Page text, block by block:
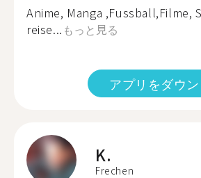
Anime, Manga ,Fussball,Filme,
reise... もっと見る
アプリをダウ
K.
Frechen